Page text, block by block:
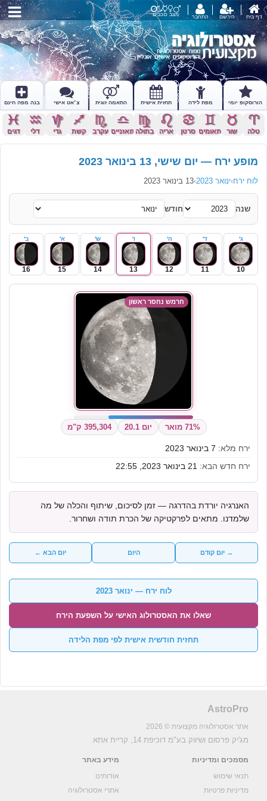
דף בית הירשם התחבר מצב כוכבים
הורוסקופ יומי מפת לידה תחזית אישית התאמה זוגית צ׳אט אישי בנה מפה חינם
a
טלה
s
שור
d
תאומים
f
סרטן
g
אריה
h
בתולה
j
מאזניים
k
עקרב
l
קשת
z
גדי
x
דלי
c
דגים
מופע ירח — יום שישי, 13 בינואר 2023
לוח ירח›ינואר 2023 ›13 בינואר 2023
שנה חודש
ג'
10
ד'
11
ה'
12
ו'
13
ש'
14
א'
15
ב'
16
חרמש נחסר ראשון
71% מואר יום 20.1 395,304 ק"מ
ירח מלא:
ירח חדש הבא:
האנרגיה יורדת בהדרגה — זמן לסיכום, שיתוף והכלה של מה
שלמדנו. מתאים לפרקטיקה של הכרת תודה ושחרור.
→ יום קודם היום יום הבא ←
לוח ירח — ינואר 2023
שאלו את האסטרולוג האישי על השפעת הירח
תחזית חודשית אישית לפי מפת הלידה
AstroPro
אתר אסטרולוגיה מקצועית © 2026
מג'יק פרסום ושיווק בע"מ דוכיפת 14, קריית אתא
מסמכים ומדיניות
תנאי שימוש
מדיניות פרטיות
מידע באתר
אודותינו
אתרי אסטרולוגיה